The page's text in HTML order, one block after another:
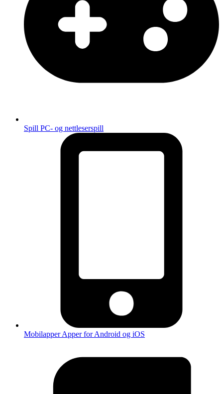
Spill PC- og nettleserspill
MobilapperApper for Android og iOS